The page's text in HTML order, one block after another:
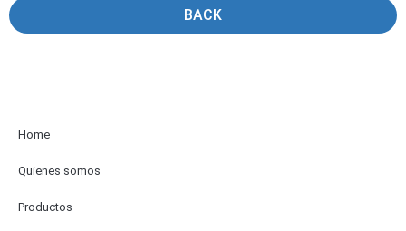
BACK
Home
Quienes somos
Productos